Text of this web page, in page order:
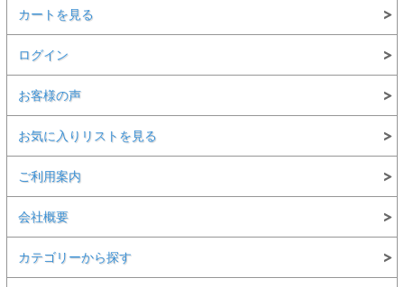
カートを見る
ログイン
お客様の声
お気に入りリストを見る
ご利用案内
会社概要
カテゴリーから探す